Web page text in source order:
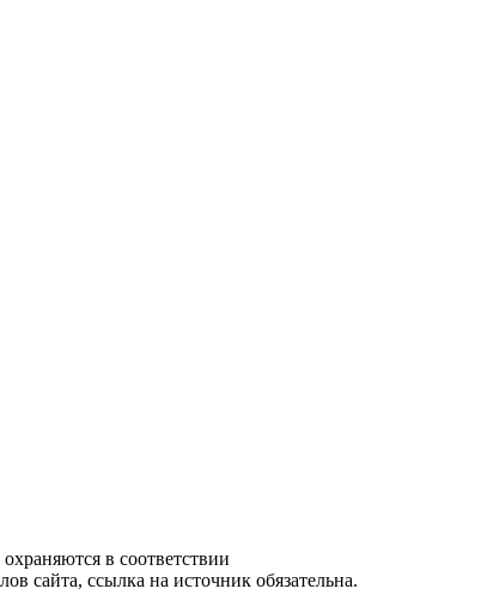
в соответствии
сайта, ссылка на источник обязательна.